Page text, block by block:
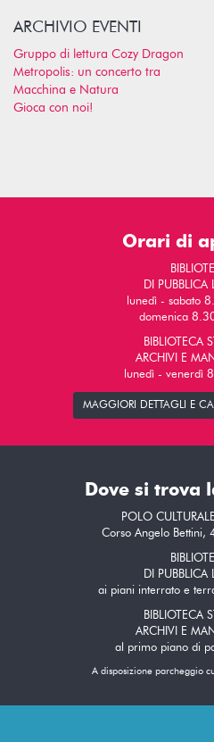
ARCHIVIO EVENTI
Gruppo di lettura Cozy Dragon
Metropolis: un concerto tra
Macchina e Natura
Gioca con noi!
Orari di
DI PUBBLICA
lunedì - sabato
domenica
BIBLIOTECA
ARCHIVI E
lunedì - venerdì
MAGGIORI DETTAGLI E
Dove si trova
POLO
Corso Angelo Bettini,
DI PUBBLICA
ai piani interrato e
BIBLIOTECA
ARCHIVI E
al primo piano di
A disposizione parcheggio